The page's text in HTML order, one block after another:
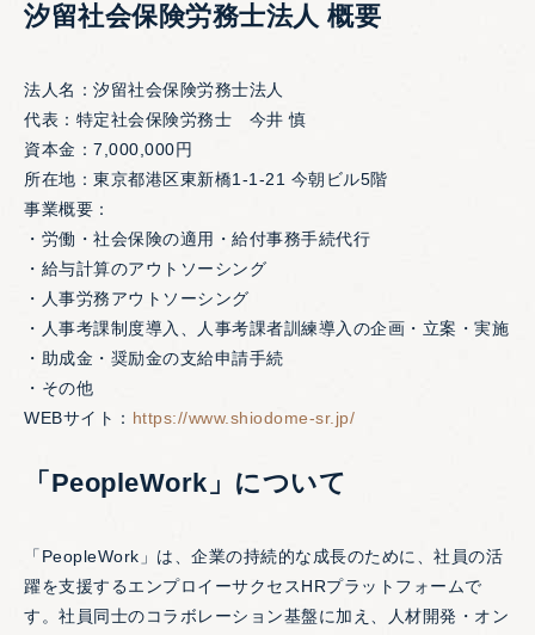
汐留社会保険労務士法人 概要
法人名：汐留社会保険労務士法人
代表：特定社会保険労務士 今井 慎
資本金：7,000,000円
所在地：東京都港区東新橋1-1-21 今朝ビル5階
事業概要：
・労働・社会保険の適用・給付事務手続代行
・給与計算のアウトソーシング
・人事労務アウトソーシング
・人事考課制度導入、人事考課者訓練導入の企画・立案・実施
・助成金・奨励金の支給申請手続
・その他
WEBサイト： https://www.shiodome-sr.jp/
「PeopleWork」について
「PeopleWork」は、企業の持続的な成長のために、社員の活
躍を支援するエンプロイーサクセスHRプラットフォームで
す。社員同士のコラボレーション基盤に加え、人材開発・オン